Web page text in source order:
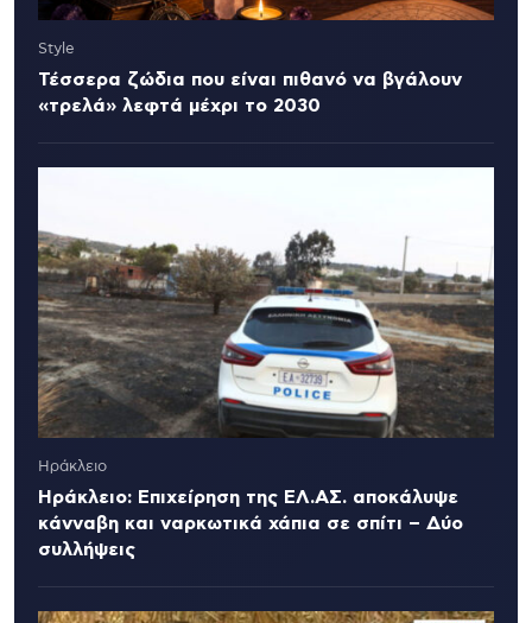
Style
Τέσσερα ζώδια που είναι πιθανό να βγάλουν
«τρελά» λεφτά μέχρι το 2030
Ηράκλειο
Ηράκλειο: Επιχείρηση της ΕΛ.ΑΣ. αποκάλυψε
κάνναβη και ναρκωτικά χάπια σε σπίτι – Δύο
συλλήψεις